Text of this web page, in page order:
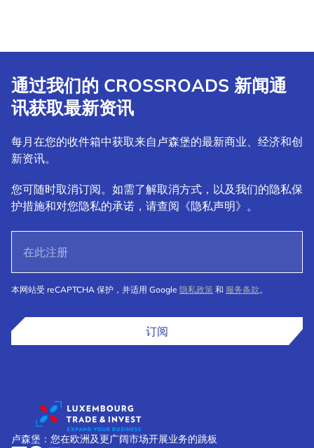
通过我们的 CROSSROADS 新闻通
讯获取最新资讯
每月在您的收件箱中获取来自卢森堡的最新商业、经济和创
新资讯。
您可随时取消订阅。如需了解取消方式，以及我们的隐私保
护措施和对您隐私的承诺，请查阅《隐私声明》。
本网站受 reCAPTCHA 保护，并适用 Google 隐私政策 和 服务条款。
订阅
卢森堡：您在欧洲及更广阔市场开展业务的跳板